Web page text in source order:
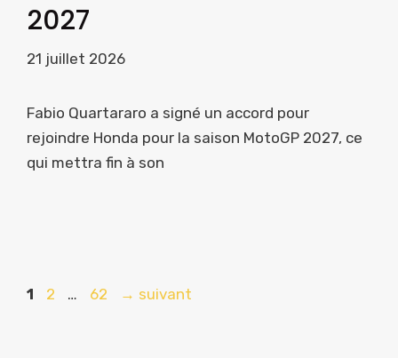
2027
21 juillet 2026
Fabio Quartararo a signé un accord pour
rejoindre Honda pour la saison MotoGP 2027, ce
qui mettra fin à son
Page
1 Page
2 … Page
62 → suivant